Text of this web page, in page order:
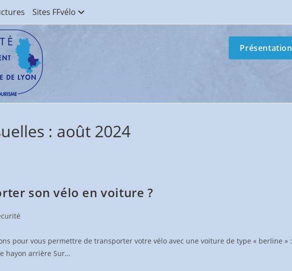
Sites FFvélo
Présentation
: août 2024
son vélo en voiture ?
pour vous permettre de transporter votre vélo avec une voiture de type « berline » :
hayon arrière Sur…